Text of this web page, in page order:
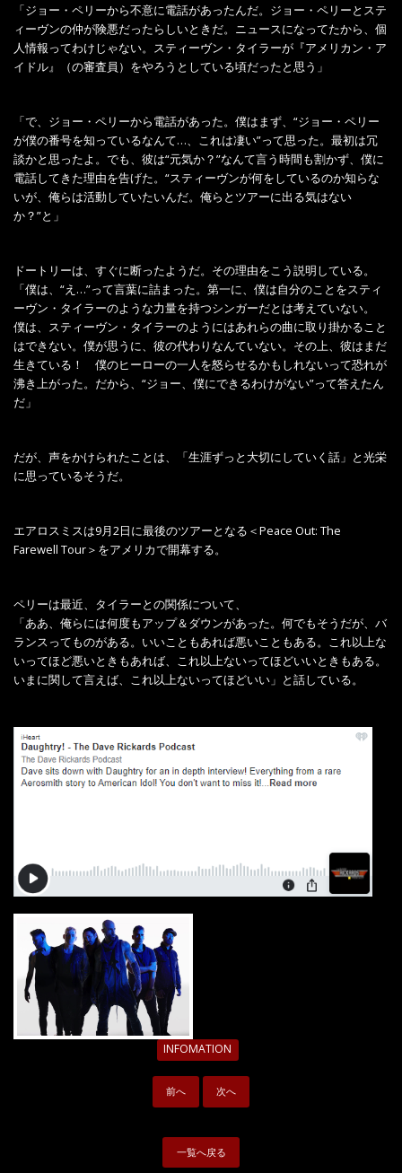
「ジョー・ペリーから不意に電話があったんだ。ジョー・ペリーとステ
ィーヴンの仲が険悪だったらしいときだ。ニュースになってたから、個
人情報ってわけじゃない。スティーヴン・タイラーが『アメリカン・ア
イドル』（の審査員）をやろうとしている頃だったと思う」
「で、ジョー・ペリーから電話があった。僕はまず、“ジョー・ペリー
が僕の番号を知っているなんて…、これは凄い”って思った。最初は冗
談かと思ったよ。でも、彼は“元気か？”なんて言う時間も割かず、僕に
電話してきた理由を告げた。“スティーヴンが何をしているのか知らな
いが、俺らは活動していたいんだ。俺らとツアーに出る気はない
か？”と」
ドートリーは、すぐに断ったようだ。その理由をこう説明している。
「僕は、“え…”って言葉に詰まった。第一に、僕は自分のことをスティ
ーヴン・タイラーのような力量を持つシンガーだとは考えていない。
僕は、スティーヴン・タイラーのようにはあれらの曲に取り掛かること
はできない。僕が思うに、彼の代わりなんていない。その上、彼はまだ
生きている！ 僕のヒーローの一人を怒らせるかもしれないって恐れが
沸き上がった。だから、“ジョー、僕にできるわけがない”って答えたん
だ」
だが、声をかけられたことは、「生涯ずっと大切にしていく話」と光栄
に思っているそうだ。
エアロスミスは9月2日に最後のツアーとなる＜Peace Out: The
Farewell Tour＞をアメリカで開幕する。
ペリーは最近、タイラーとの関係について、
「ああ、俺らには何度もアップ＆ダウンがあった。何でもそうだが、バ
ランスってものがある。いいこともあれば悪いこともある。これ以上な
いってほど悪いときもあれば、これ以上ないってほどいいときもある。
いまに関して言えば、これ以上ないってほどいい」と話している。
INFOMATION
前へ 次へ
一覧へ戻る